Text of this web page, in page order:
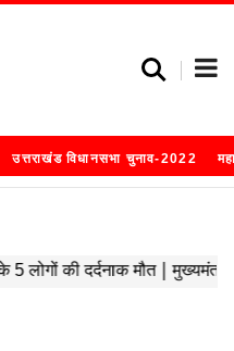
उत्तराखंड विधानसभा चुनाव-2022